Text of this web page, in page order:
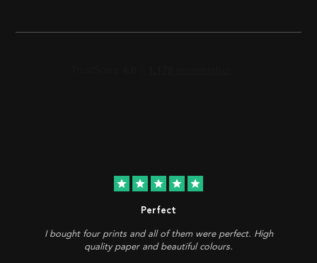
star star star star star
Perfect
I bought four prints and all of them were perfect. High
quality paper and beautiful colours.